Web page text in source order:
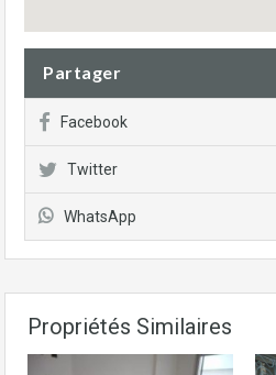
Partager
Facebook
Twitter
WhatsApp
Propriétés Similaires